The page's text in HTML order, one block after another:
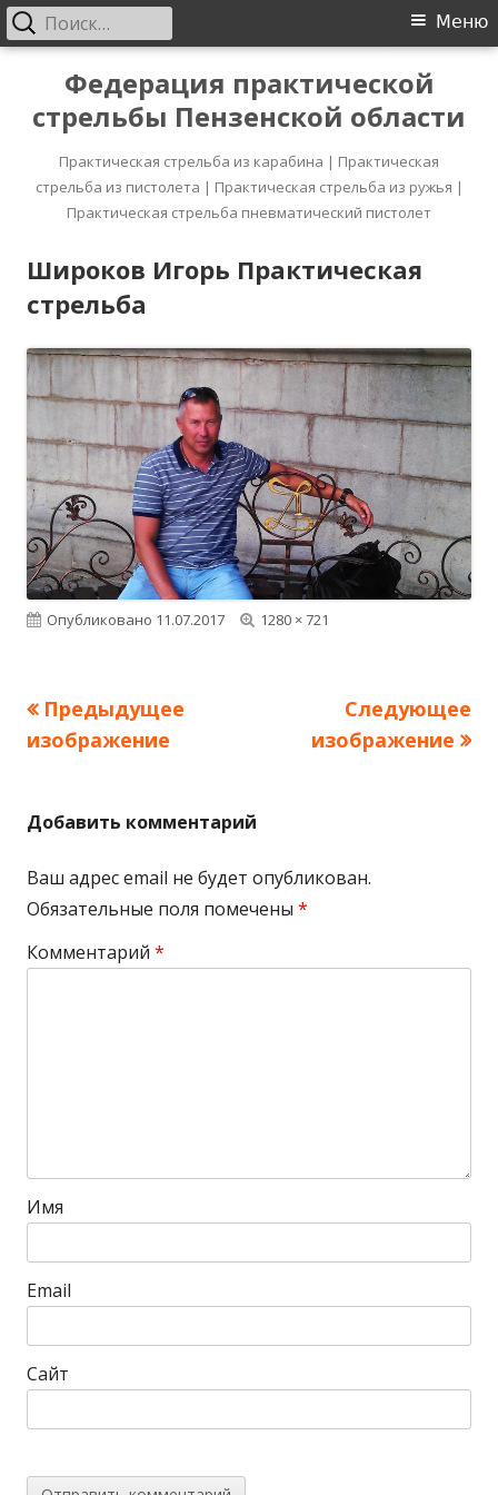
Перейти
содержимому
Федерация практической
стрельбы Пензенской области
Практическая стрельба из карабина | Практическая
стрельба из пистолета | Практическая стрельба из ружья |
Практическая стрельба пневматический пистолет
Основное
меню
Меню
Найти:
Широков Игорь Практическая
стрельба
Опубликовано 11.07.2017
Полный
1280 × 721
Предыдущее
изображение
Следующее
изображение
Добавить комментарий
Ваш адрес email не будет опубликован.
Обязательные поля помечены *
Комментарий *
Имя
Email
Сайт